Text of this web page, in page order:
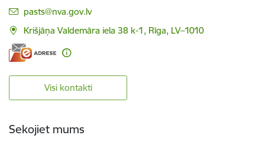
E-pasts:
pasts@nva.gov.lv
Krišjāņa Valdemāra iela 38 k-1, Rīga, LV–1010
Visi kontakti
Sekojiet mums